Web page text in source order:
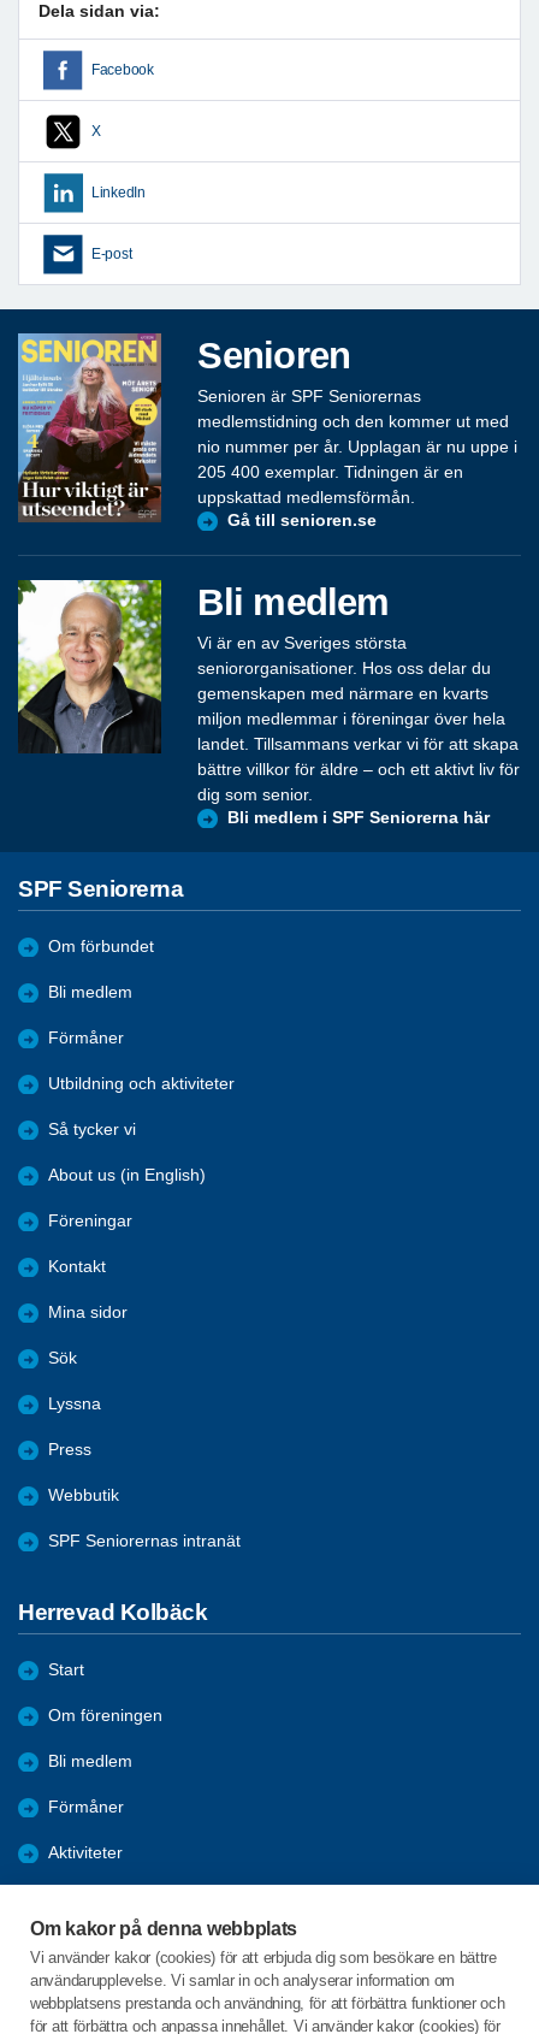
Om kakor på denna webbplats
Vi använder kakor (cookies) för att erbjuda dig som besökare en bättre
användarupplevelse. Vi samlar in och analyserar information om
webbplatsens prestanda och användning, för att förbättra funktioner och
för att förbättra och anpassa innehållet. Vi använder kakor (cookies) för
Dela sidan via:
Facebook
X
LinkedIn
E-post
Senioren
Senioren är SPF Seniorernas
medlemstidning och den kommer ut med
nio nummer per år. Upplagan är nu uppe i
205 400 exemplar. Tidningen är en
uppskattad medlemsförmån.
Gå till senioren.se
Bli medlem
Vi är en av Sveriges största
seniororganisationer. Hos oss delar du
gemenskapen med närmare en kvarts
miljon medlemmar i föreningar över hela
landet. Tillsammans verkar vi för att skapa
bättre villkor för äldre – och ett aktivt liv för
dig som senior.
Bli medlem i SPF Seniorerna här
SPF Seniorerna
Om förbundet
Bli medlem
Förmåner
Utbildning och aktiviteter
Så tycker vi
About us (in English)
Föreningar
Kontakt
Mina sidor
Sök
Lyssna
Press
Webbutik
SPF Seniorernas intranät
Herrevad Kolbäck
Start
Om föreningen
Bli medlem
Förmåner
Aktiviteter
Hänt under året
Samhälls information